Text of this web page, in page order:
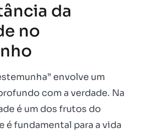
da
no
envolve um
com a verdade. Na
é um dos frutos do
e é fundamental para a vida